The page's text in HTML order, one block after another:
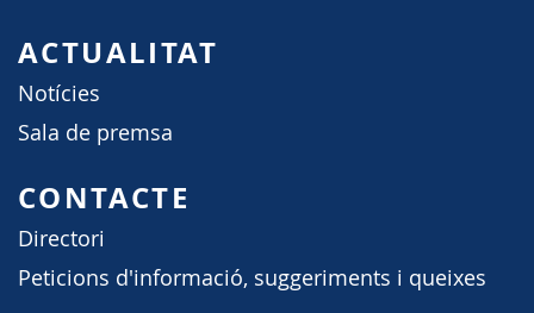
ACTUALITAT
Notícies
Sala de premsa
CONTACTE
Directori
Peticions d'informació, suggeriments i queixes